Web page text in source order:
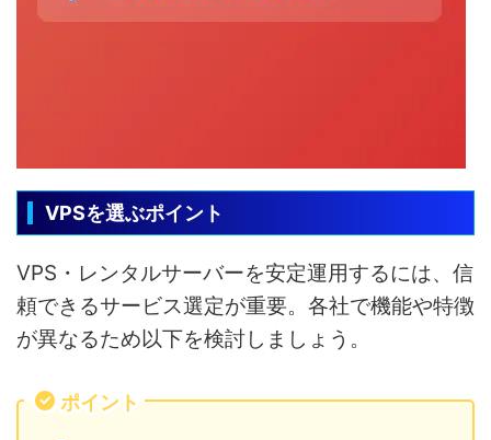
VPSを選ぶポイント
VPS・レンタルサーバーを安定運用するには、信
頼できるサービス選定が重要。各社で機能や特徴
が異なるため以下を検討しましょう。
ポイント